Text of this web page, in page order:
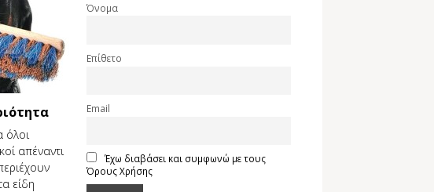
όλοι
απέναντι
είδη
Όνομα
Επίθετο
Email
Έχω διαβάσει και συμφωνώ με τους
Όρους Χρήσης